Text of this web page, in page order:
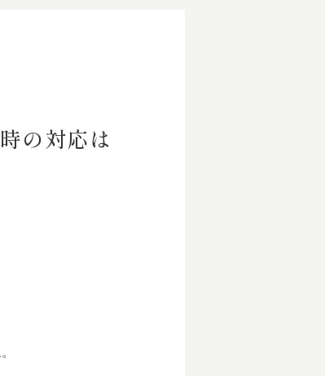
の対応は